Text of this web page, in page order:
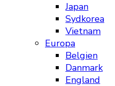
Japan
Sydkorea
Vietnam
Europa
Belgien
Danmark
England